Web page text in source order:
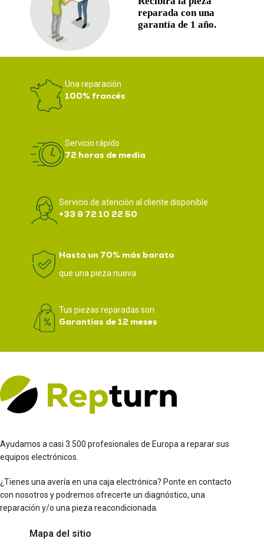
Una reparación
100% francés
Servicio rápido
72 horas de media
Servicio de atención al cliente disponible
+33 9 72 10 22 50
Hasta un 70% más barato
que una pieza nueva
Tus piezas reparadas son
Garantías de 12 meses
Ayudamos a casi 3.500 profesionales de Europa a reparar sus
equipos electrónicos.
¿Tienes una avería en una caja electrónica? Ponte en contacto
con nosotros y podremos ofrecerte un diagnóstico, una
reparación y/o una pieza reacondicionada.
Mapa del sitio